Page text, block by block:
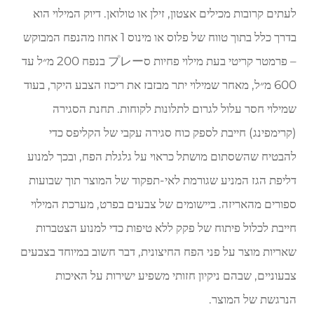
לעתים קרובות מכילים אצטון, זילן או טולואן. דיוק המילוי הוא
בדרך כלל בתוך טווח של פלוס או מינוס 1 אחוז מהנפח המבוקש
– פרמטר קריטי בעת מילוי פחיות סプレー בנפח 200 מ״ל עד
600 מ״ל, מאחר שמילוי יתר מבזבז את ריכוז הצבע היקר, בעוד
שמילוי חסר עלול לגרום לתלונות לקוחות. תחנת הסגירה
(קרימפינג) חייבת לספק כוח סגירה עקבי של הקליפס כדי
להבטיח שהשסתום מושתל כראוי על גלגלת הפח, ובכך למנוע
דליפת הגז המניע שגורמת לאי-תפקוד של המוצר תוך שבועות
ספורים מהאריזה. ביישומים של צבעים בפרט, מערכת המילוי
חייבת לכלול פיתוח של פקק ללא טיפות כדי למנוע הצטברות
שאריות מוצר על פני הפח החיצונית, דבר חשוב במיוחד בצבעים
צבעוניים, שבהם ניקיון חזותי משפיע ישירות על האיכות
הנרגשת של המוצר.